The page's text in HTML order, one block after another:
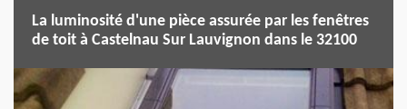
La luminosité d'une pièce assurée par les fenêtres
de toit à Castelnau Sur Lauvignon dans le 32100